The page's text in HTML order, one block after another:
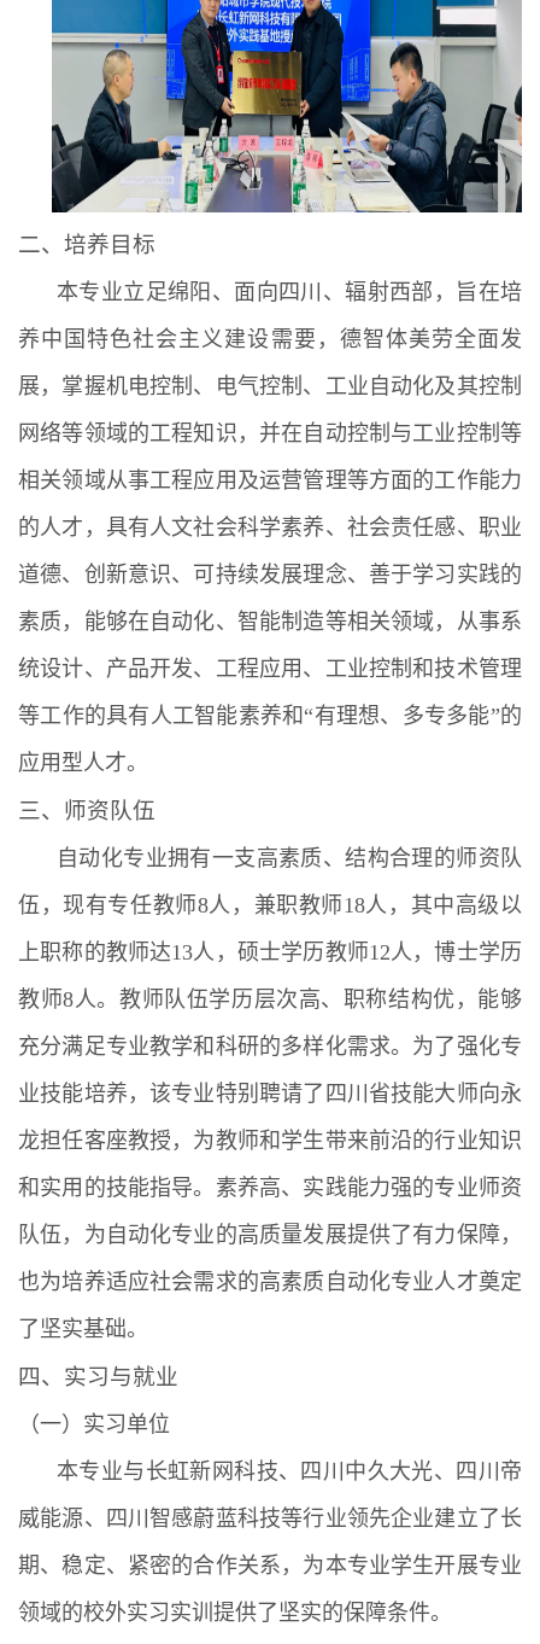
二、培养目标
本专业立足绵阳、面向四川、辐射西部，旨在培
养中国特色社会主义建设需要，德智体美劳全面发
展，掌握机电控制、电气控制、工业自动化及其控制
网络等领域的工程知识，并在自动控制与工业控制等
相关领域从事工程应用及运营管理等方面的工作能力
的人才，具有人文社会科学素养、社会责任感、职业
道德、创新意识、可持续发展理念、善于学习实践的
素质，能够在自动化、智能制造等相关领域，从事系
统设计、产品开发、工程应用、工业控制和技术管理
等工作的具有人工智能素养和“有理想、多专多能”的
应用型人才。
三、师资队伍
自动化专业拥有一支高素质、结构合理的师资队
伍，现有专任教师8人，兼职教师18人，其中高级以
上职称的教师达13人，硕士学历教师12人，博士学历
教师8人。教师队伍学历层次高、职称结构优，能够
充分满足专业教学和科研的多样化需求。为了强化专
业技能培养，该专业特别聘请了四川省技能大师向永
龙担任客座教授，为教师和学生带来前沿的行业知识
和实用的技能指导。素养高、实践能力强的专业师资
队伍，为自动化专业的高质量发展提供了有力保障，
也为培养适应社会需求的高素质自动化专业人才奠定
了坚实基础。
四、实习与就业
（一）实习单位
本专业与长虹新网科技、四川中久大光、四川帝
威能源、四川智感蔚蓝科技等行业领先企业建立了长
期、稳定、紧密的合作关系，为本专业学生开展专业
领域的校外实习实训提供了坚实的保障条件。